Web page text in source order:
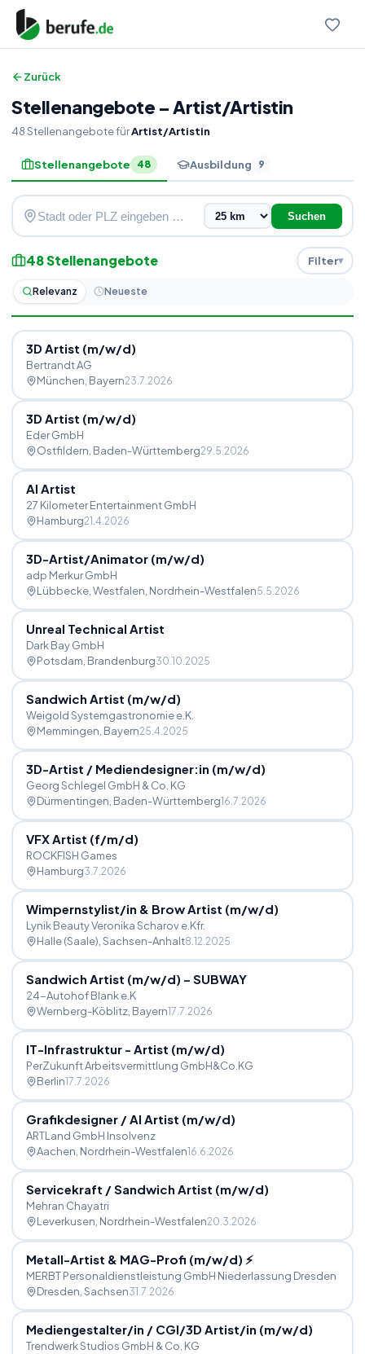
Zurück
Stellenangebote –Artist/Artistin
48StellenangebotefürArtist/Artistin
Stellenangebote 48 Ausbildung 9
Suchen
48Stellenangebote
Relevanz Neueste
Filter
3D Artist (m/w/d)
Bertrandt AG
München , Bayern23.7.2026
3D Artist (m/w/d)
Eder GmbH
Ostfildern , Baden-Württemberg29.5.2026
AI Artist
27 Kilometer Entertainment GmbH
Hamburg21.4.2026
3D-Artist/Animator (m/w/d)
adp Merkur GmbH
Lübbecke, Westfalen , Nordrhein-Westfalen5.5.2026
Unreal Technical Artist
Dark Bay GmbH
Potsdam , Brandenburg30.10.2025
Sandwich Artist (m/w/d)
Weigold Systemgastronomie e.K.
Memmingen , Bayern25.4.2025
3D-Artist /Mediendesigner:in (m/w/d)
Georg Schlegel GmbH & Co. KG
Dürmentingen , Baden-Württemberg16.7.2026
VFX Artist (f/m/d)
ROCKFISH Games
Hamburg3.7.2026
Wimpernstylist/in & Brow Artist (m/w/d)
Lynik Beauty Veronika Scharov e.Kfr.
Halle (Saale) , Sachsen-Anhalt8.12.2025
Sandwich Artist (m/w/d) – SUBWAY
24-Autohof Blank e.K
Wernberg-Köblitz, Bayern17.7.2026
IT-Infrastruktur - Artist (m/w/d)
PerZukunft Arbeitsvermittlung GmbH&Co.KG
Berlin17.7.2026
Grafikdesigner /AI Artist (m/w/d)
ARTLand GmbH Insolvenz
Aachen , Nordrhein-Westfalen16.6.2026
Servicekraft /Sandwich Artist (m/w/d)
Mehran Chayatri
Leverkusen , Nordrhein-Westfalen20.3.2026
Metall-Artist & MAG-Profi (m/w/d) ⚡
MERBT Personaldienstleistung GmbH Niederlassung Dresden
Dresden , Sachsen31.7.2026
Mediengestalter/in /CGI/3D Artist/in (m/w/d)
Trendwerk Studios GmbH & Co. KG